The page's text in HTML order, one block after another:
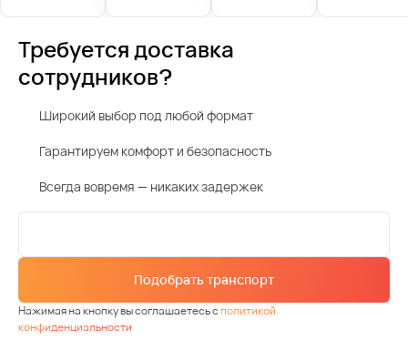
Требуется доставка
сотрудников?
Широкий выбор под любой формат
Гарантируем комфорт и безопасность
Всегда вовремя — никаких задержек
Подобрать транспорт
Нажимая на кнопку вы соглашаетесь сполитикой
конфиденциальности